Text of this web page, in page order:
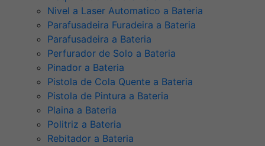
Nivel a Laser Automatico a Bateria
Parafusadeira Furadeira a Bateria
Parafusadeira a Bateria
Perfurador de Solo a Bateria
Pinador a Bateria
Pistola de Cola Quente a Bateria
Pistola de Pintura a Bateria
Plaina a Bateria
Politriz a Bateria
Rebitador a Bateria